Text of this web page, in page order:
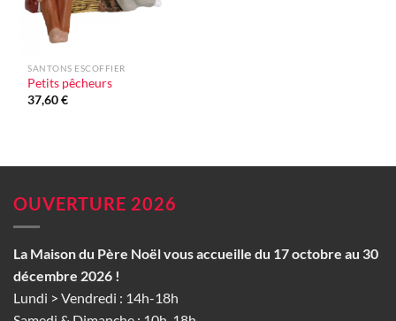
SANTONS ESCOFFIER
Petits pêcheurs
37,60€
OUVERTURE 2026
La Maison du Père Noël vous accueille du 17 octobre au 30
décembre 2026 !
Lundi > Vendredi : 14h-18h